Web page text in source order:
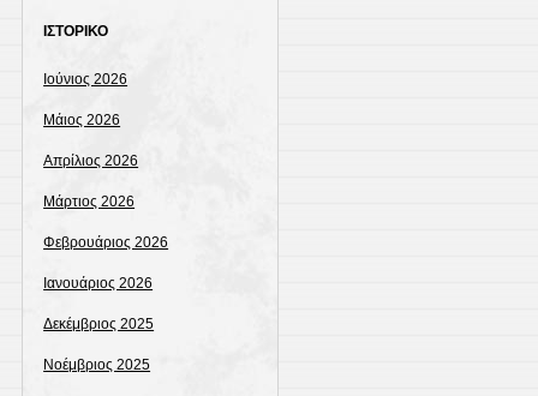
ΙΣΤΟΡΙΚΟ
Ιούνιος 2026
Μάιος 2026
Απρίλιος 2026
Μάρτιος 2026
Φεβρουάριος 2026
Ιανουάριος 2026
Δεκέμβριος 2025
Νοέμβριος 2025